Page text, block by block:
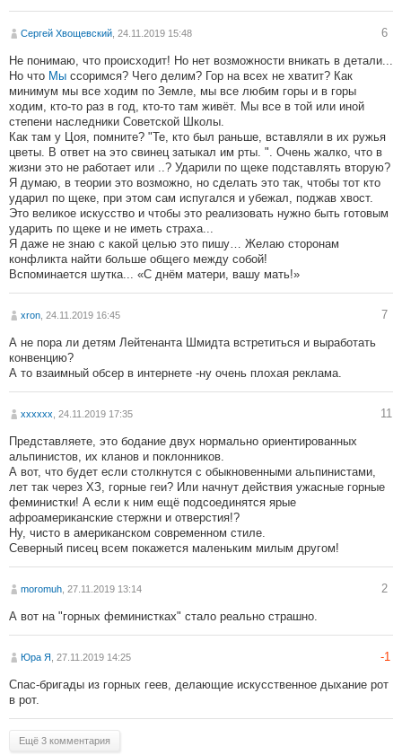
Сергей Хвощевский , 24.11.2019 15:48 6
Не понимаю, что происходит! Но нет возможности вникать в детали...
Но что Мы ссоримся? Чего делим? Гор на всех не хватит? Как
минимум мы все ходим по Земле, мы все любим горы и в горы
ходим, кто-то раз в год, кто-то там живёт. Мы все в той или иной
степени наследники Советской Школы.
Как там у Цоя, помните? "Те, кто был раньше, вставляли в их ружья
цветы. В ответ на это свинец затыкал им рты. ". Очень жалко, что в
жизни это не работает или ..? Ударили по щеке подставлять вторую?
Я думаю, в теории это возможно, но сделать это так, чтобы тот кто
ударил по щеке, при этом сам испугался и убежал, поджав хвост.
Это великое искусство и чтобы это реализовать нужно быть готовым
ударить по щеке и не иметь страха...
Я даже не знаю с какой целью это пишу… Желаю сторонам
конфликта найти больше общего между собой!
Вспоминается шутка... «С днём матери, вашу мать!»
xron , 24.11.2019 16:45 7
А не пора ли детям Лейтенанта Шмидта встретиться и выработать
конвенцию?
А то взаимный обсер в интернете -ну очень плохая реклама.
xxxxxx , 24.11.2019 17:35 11
Представляете, это бодание двух нормально ориентированных
альпинистов, их кланов и поклонников.
А вот, что будет если столкнутся с обыкновенными альпинистами,
лет так через ХЗ, горные геи? Или начнут действия ужасные горные
феминистки! А если к ним ещё подсоединятся ярые
афроамериканские стержни и отверстия!?
Ну, чисто в американском современном стиле.
Северный писец всем покажется маленьким милым другом!
moromuh , 27.11.2019 13:14 2
А вот на "горных феминистках" стало реально страшно.
Юра Я , 27.11.2019 14:25 -1
Спас-бригады из горных геев, делающие искусственное дыхание рот
в рот.
Ещё 3 комментария